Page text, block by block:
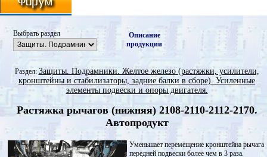
Выбрать раздел
Описание
продукции
Раздел: Защиты. Подрамники. Желтое железо (растяжки, усилители,
кронштейны и стабилизаторы, задние балки в сборе). Усиленные
элементы подвески и опоры двигателя.
Растяжка рычагов (нижняя) 2108-2110-2112-2170.
Автопродукт
Уменьшает перемещение кронштейна рычага
передней подвески более чем в 3 раза.